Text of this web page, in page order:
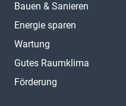
Bauen & Sanieren
Energie sparen
Wartung
Gutes Raumklima
Förderung